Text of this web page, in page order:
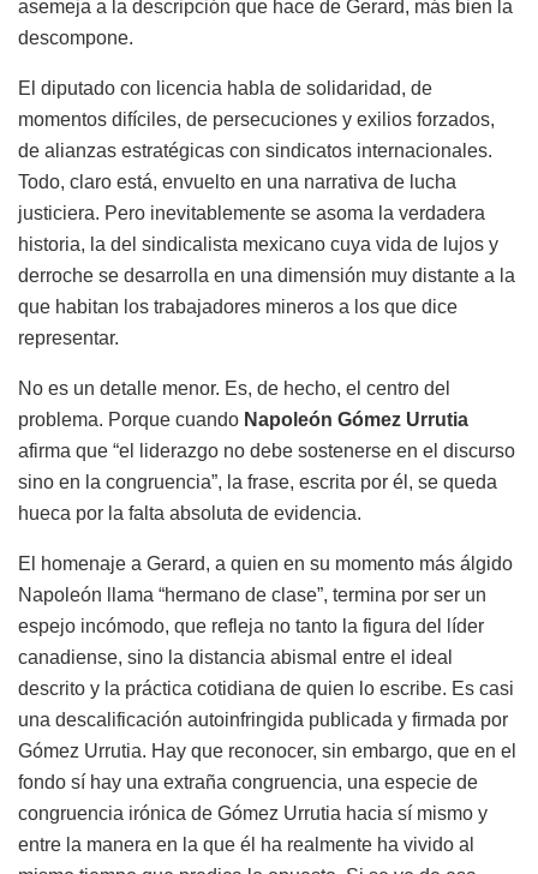
asemeja a la descripción que hace de Gerard, más bien la
descompone.
El diputado con licencia habla de solidaridad, de
momentos difíciles, de persecuciones y exilios forzados,
de alianzas estratégicas con sindicatos internacionales.
Todo, claro está, envuelto en una narrativa de lucha
justiciera. Pero inevitablemente se asoma la verdadera
historia, la del sindicalista mexicano cuya vida de lujos y
derroche se desarrolla en una dimensión muy distante a la
que habitan los trabajadores mineros a los que dice
representar.
No es un detalle menor. Es, de hecho, el centro del
problema. Porque cuando Napoleón Gómez Urrutia
afirma que “el liderazgo no debe sostenerse en el discurso
sino en la congruencia”, la frase, escrita por él, se queda
hueca por la falta absoluta de evidencia.
El homenaje a Gerard, a quien en su momento más álgido
Napoleón llama “hermano de clase”, termina por ser un
espejo incómodo, que refleja no tanto la figura del líder
canadiense, sino la distancia abismal entre el ideal
descrito y la práctica cotidiana de quien lo escribe. Es casi
una descalificación autoinfringida publicada y firmada por
Gómez Urrutia. Hay que reconocer, sin embargo, que en el
fondo sí hay una extraña congruencia, una especie de
congruencia irónica de Gómez Urrutia hacia sí mismo y
entre la manera en la que él ha realmente ha vivido al